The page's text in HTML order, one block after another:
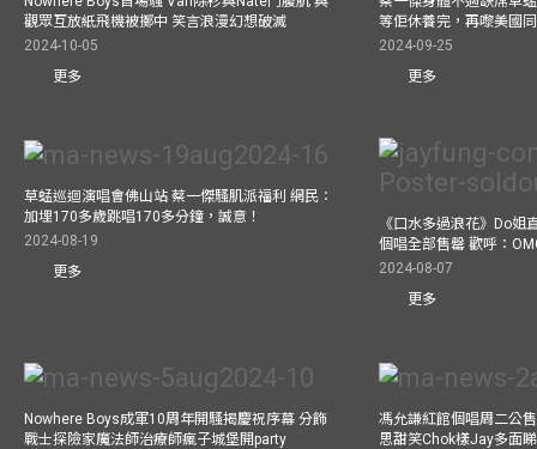
觀眾互放紙飛機被擲中 笑言浪漫幻想破滅
2024-10-05
更多
等佢休養完，再嚟美國
2024-09-25
更多
草蜢巡迴演唱會佛山站 蔡一傑騷肌派福利 網民：
加埋170多歲跳唱170多分鐘，誠意！
2024-08-19
更多
《口水多過浪花》Do姐
個唱全部售罄 歡呼：
2024-08-07
更多
Nowhere Boys成軍10周年開騷揭慶祝序幕 分飾
戰士探險家魔法師治療師瘋子城堡開party
馮允謙紅館個唱周二公
思甜笑Chok樣Jay多面睇